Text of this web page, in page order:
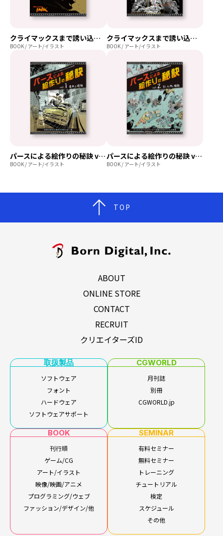
クライマックスまで誘い込む絵作りの秘訣
BOOK / アート/イラスト
クライマックスまで誘い込む絵作りの秘訣 vol. 2
BOOK / アート/イラスト
パースによる絵作りの秘訣 vol.1
BOOK / アート/イラスト
パースによる絵作りの秘訣 vol.2
BOOK / アート/イラスト
TOP
ABOUT
ONLINE STORE
CONTACT
RECRUIT
クリエイターズID
取扱製品
ソフトウェア
フォント
ハードウェア
ソフトウェアサポート
CGWORLD
月刊誌
別冊
CGWORLD.jp
BOOK
刊行順
ゲーム/CG
アート/イラスト
映像/映画/アニメ
プログラミング/ウェブ
ファッション/デザイン/他
SEMINAR
有料セミナー
無料セミナー
トレーニング
チュートリアル
検定
スケジュール
その他